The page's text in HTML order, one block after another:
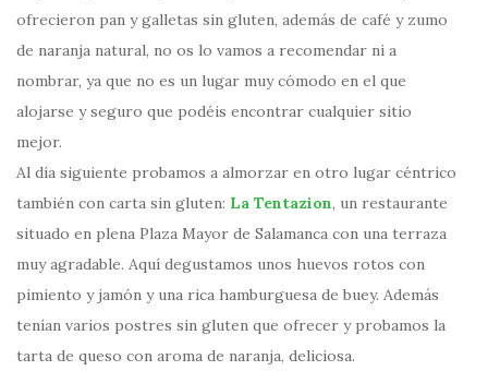
ofrecieron pan y galletas sin gluten, además de café y zumo
de naranja natural, no os lo vamos a recomendar ni a
nombrar, ya que no es un lugar muy cómodo en el que
alojarse y seguro que podéis encontrar cualquier sitio
mejor.
Al día siguiente probamos a almorzar en otro lugar céntrico
también con carta sin gluten: La Tentazion, un restaurante
situado en plena Plaza Mayor de Salamanca con una terraza
muy agradable. Aquí degustamos unos huevos rotos con
pimiento y jamón y una rica hamburguesa de buey. Además
tenían varios postres sin gluten que ofrecer y probamos la
tarta de queso con aroma de naranja, deliciosa.